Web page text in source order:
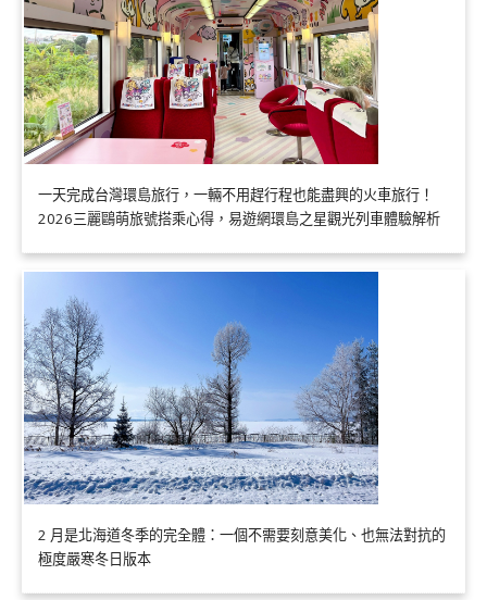
一天完成台灣環島旅行，一輛不用趕行程也能盡興的火車旅行！
2026三麗鷗萌旅號搭乘心得，易遊網環島之星觀光列車體驗解析
2 月是北海道冬季的完全體：一個不需要刻意美化、也無法對抗的
極度嚴寒冬日版本